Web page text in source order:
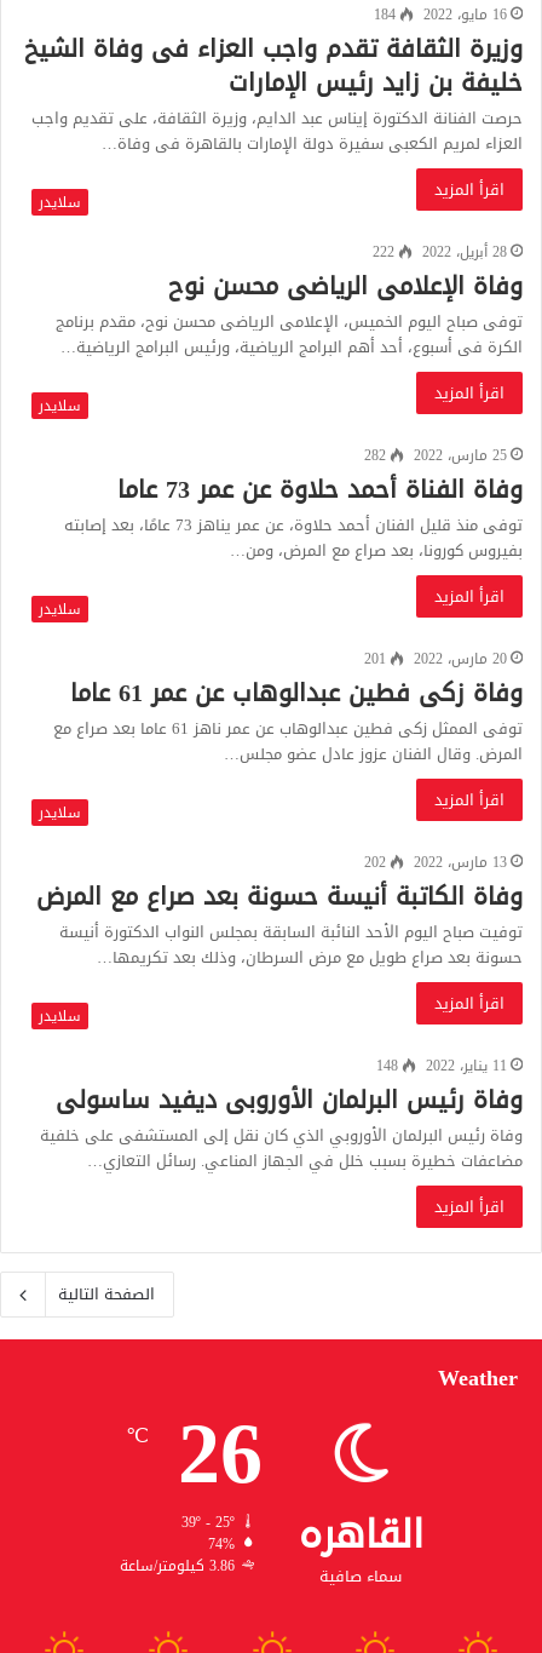
16 مايو، 2022
184
وزيرة الثقافة تقدم واجب العزاء فى وفاة الشيخ
خليفة بن زايد رئيس الإمارات
حرصت الفنانة الدكتورة إيناس عبد الدايم، وزيرة الثقافة، على تقديم واجب
العزاء لمريم الكعبى سفيرة دولة الإمارات بالقاهرة فى وفاة…
اقرأ المزيد
سلايدر
28 أبريل، 2022
222
وفاة الإعلامى الرياضى محسن نوح
توفى صباح اليوم الخميس، الإعلامى الرياضى محسن نوح، مقدم برنامج
الكرة فى أسبوع، أحد أهم البرامج الرياضية، ورئيس البرامج الرياضية…
اقرأ المزيد
سلايدر
25 مارس، 2022
282
وفاة الفناة أحمد حلاوة عن عمر 73 عاما
توفى منذ قليل الفنان أحمد حلاوة، عن عمر يناهز 73 عامًا، بعد إصابته
بفيروس كورونا، بعد صراع مع المرض، ومن…
اقرأ المزيد
سلايدر
20 مارس، 2022
201
وفاة زكى فطين عبدالوهاب عن عمر 61 عاما
توفى الممثل زكى فطين عبدالوهاب عن عمر ناهز 61 عاما بعد صراع مع
المرض. وقال الفنان عزوز عادل عضو مجلس…
اقرأ المزيد
سلايدر
13 مارس، 2022
202
وفاة الكاتبة أنيسة حسونة بعد صراع مع المرض
توفيت صباح اليوم الأحد النائبة السابقة بمجلس النواب الدكتورة أنيسة
حسونة بعد صراع طويل مع مرض السرطان، وذلك بعد تكريمها…
اقرأ المزيد
سلايدر
11 يناير، 2022
148
وفاة رئيس البرلمان الأوروبى ديفيد ساسولى
وفاة رئيس البرلمان الأوروبي الذي كان نقل إلى المستشفى على خلفية
مضاعفات خطيرة بسبب خلل في الجهاز المناعي. رسائل التعازي…
اقرأ المزيد
الصفحة التالية
Weather
القاهره
سماء صافية
26
℃
39º - 25º
74%
3.86 كيلومتر/ساعة